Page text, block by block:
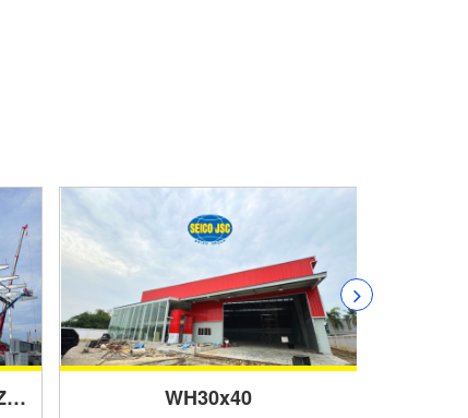
BN2-Freezone Facilities FZ1 Warehouse WH30x40